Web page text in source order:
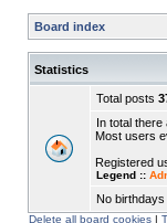
Board index
Statistics
Total posts
In total there
Most users
Registered
Legend ::
No
Delete all board cookies |